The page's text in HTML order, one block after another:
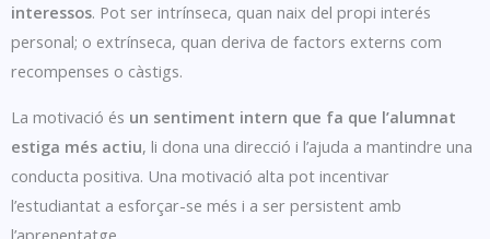
interessos. Pot ser intrínseca, quan naix del propi interés
personal; o extrínseca, quan deriva de factors externs com
recompenses o càstigs.
La motivació és un sentiment intern que fa que l’alumnat
estiga més actiu, li dona una direcció i l’ajuda a mantindre una
conducta positiva. Una motivació alta pot incentivar
l’estudiantat a esforçar-se més i a ser persistent amb
l’aprenentatge.